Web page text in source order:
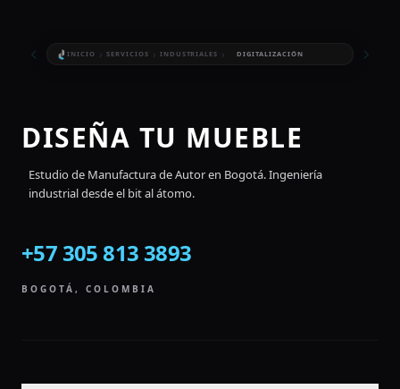
INICIO › SERVICIOS › INDUSTRIALES › DIGITALIZACIÓN
DISEÑA TU MUEBLE
Estudio de Manufactura de Autor en Bogotá.Ingeniería
industrial desde el bit al átomo.
+57 305 813 3893
BOGOTÁ, COLOMBIA